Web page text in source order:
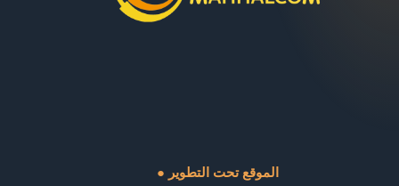
● الموقع تحت التطوير